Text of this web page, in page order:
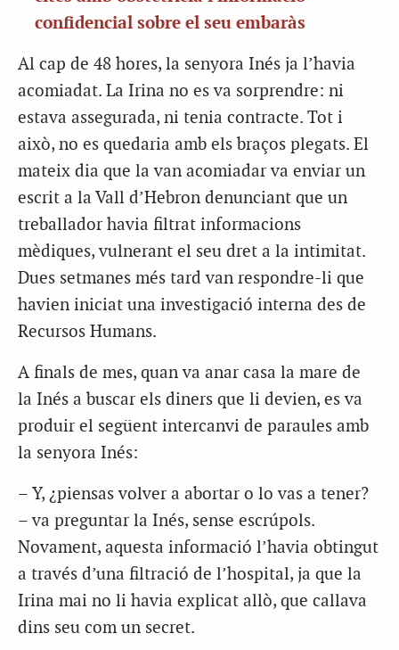
confidencial sobre el seu embaràs
Al cap de 48 hores, la senyora Inés ja l’havia
acomiadat. La Irina no es va sorprendre: ni
estava assegurada, ni tenia contracte. Tot i
això, no es quedaria amb els braços plegats. El
mateix dia que la van acomiadar va enviar un
escrit a la Vall d’Hebron denunciant que un
treballador havia filtrat informacions
mèdiques, vulnerant el seu dret a la intimitat.
Dues setmanes més tard van respondre-li que
havien iniciat una investigació interna des de
Recursos Humans.
A finals de mes, quan va anar casa la mare de
la Inés a buscar els diners que li devien, es va
produir el següent intercanvi de paraules amb
la senyora Inés:
– Y, ¿piensas volver a abortar o lo vas a tener?
– va preguntar la Inés, sense escrúpols.
Novament, aquesta informació l’havia obtingut
a través d’una filtració de l’hospital, ja que la
Irina mai no li havia explicat allò, que callava
dins seu com un secret.